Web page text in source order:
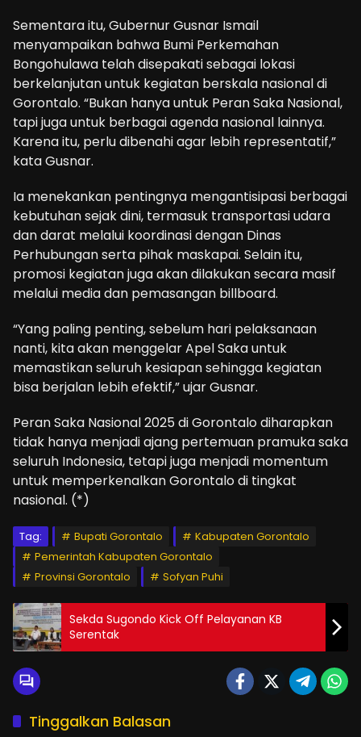
Sementara itu, Gubernur Gusnar Ismail
menyampaikan bahwa Bumi Perkemahan
Bongohulawa telah disepakati sebagai lokasi
berkelanjutan untuk kegiatan berskala nasional di
Gorontalo. “Bukan hanya untuk Peran Saka Nasional,
tapi juga untuk berbagai agenda nasional lainnya.
Karena itu, perlu dibenahi agar lebih representatif,”
kata Gusnar.
Ia menekankan pentingnya mengantisipasi berbagai
kebutuhan sejak dini, termasuk transportasi udara
dan darat melalui koordinasi dengan Dinas
Perhubungan serta pihak maskapai. Selain itu,
promosi kegiatan juga akan dilakukan secara masif
melalui media dan pemasangan billboard.
“Yang paling penting, sebelum hari pelaksanaan
nanti, kita akan menggelar Apel Saka untuk
memastikan seluruh kesiapan sehingga kegiatan
bisa berjalan lebih efektif,” ujar Gusnar.
Peran Saka Nasional 2025 di Gorontalo diharapkan
tidak hanya menjadi ajang pertemuan pramuka saka
seluruh Indonesia, tetapi juga menjadi momentum
untuk memperkenalkan Gorontalo di tingkat
nasional. (*)
Tag: Bupati Gorontalo
Kabupaten Gorontalo
Pemerintah Kabupaten Gorontalo
Provinsi Gorontalo
Sofyan Puhi
Sekda Sugondo Kick Off Pelayanan KB
Serentak
Tinggalkan Balasan